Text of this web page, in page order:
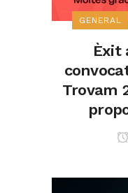
GENERAL
Èxit
Trovam